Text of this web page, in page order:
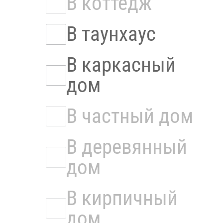
В таунхаус
В каркасный
дом
В частный дом
В деревянный
дом
В кирпичный